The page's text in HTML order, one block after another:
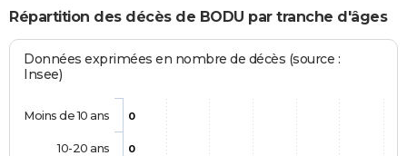
Répartition des décès de BODU par tranche d'âges
Données exprimées en nombre de décès (source :
Insee)
0
0
Moins de 10 ans
10-20 ans